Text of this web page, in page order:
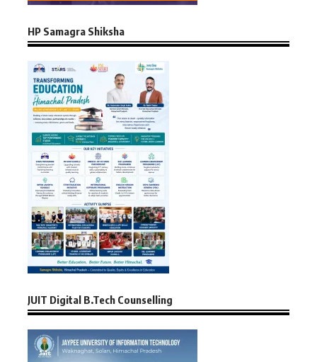
HP Samagra Shiksha
JUIT Digital B.Tech Counselling